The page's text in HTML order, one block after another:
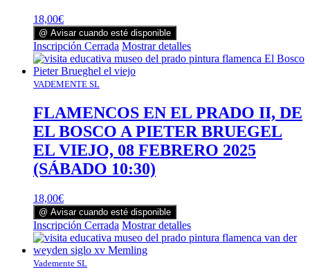
18,00€
@ Avisar cuando esté disponible
Inscripción Cerrada Mostrar detalles
VADEMENTE SL
FLAMENCOS EN EL PRADO II, DE
EL BOSCO A PIETER BRUEGEL
EL VIEJO, 08 FEBRERO 2025
(SÁBADO 10:30)
18,00€
@ Avisar cuando esté disponible
Inscripción Cerrada Mostrar detalles
Vademente SL